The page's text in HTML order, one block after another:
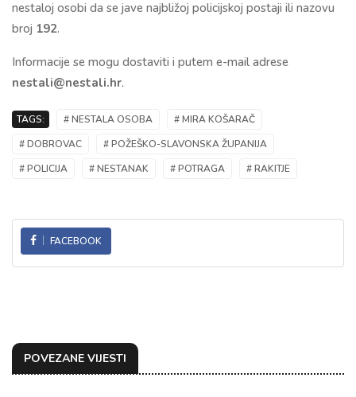
nestaloj osobi da se jave najbližoj policijskoj postaji ili nazovu
broj 192.
Informacije se mogu dostaviti i putem e-mail adrese
nestali@nestali.hr.
TAGS: # NESTALA OSOBA
# MIRA KOŠARAČ
# DOBROVAC
# POŽEŠKO-SLAVONSKA ŽUPANIJA
# POLICIJA
# NESTANAK # POTRAGA # RAKITJE
FACEBOOK
POVEZANE VIJESTI